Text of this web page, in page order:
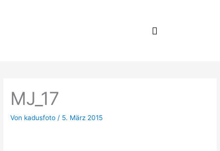
MJ_17
Von kadusfoto / 5. März 2015